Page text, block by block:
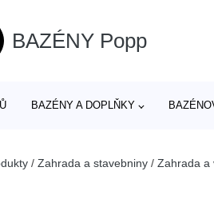
BAZÉNY Popp
BAZÉNY A DOPLŇKY
/ Zahrada a stavebniny / Zahrada a